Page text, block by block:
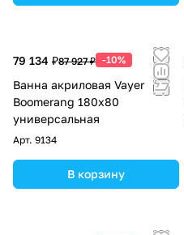
79 134 ₽87 927 ₽ -10%
Ванна акриловая Vayer
Boomerang 180x80
универсальная
Арт. 9134
В корзину